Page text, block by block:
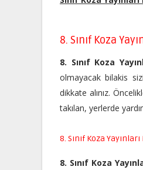
8. Sınıf Koza
8. Sınıf Koza
olmayacak bilakis
dikkate alınız.
takılan, yerlerde
8. Sınıf Koza
8. Sınıf Koza